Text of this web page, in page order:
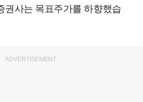
권사는 목표주가를 하향했습
ADVERTISEMENT